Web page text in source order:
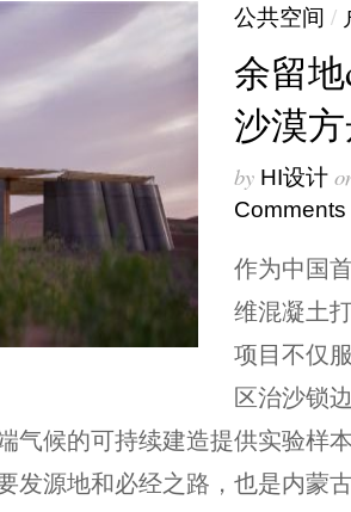
公共空间 /
余留地
沙漠
by HI设计
Comments
作为中国
维混凝土
项目不仅
区治沙锁
气候的可持续建造提供实验样
发源地和必经之路，也是内蒙